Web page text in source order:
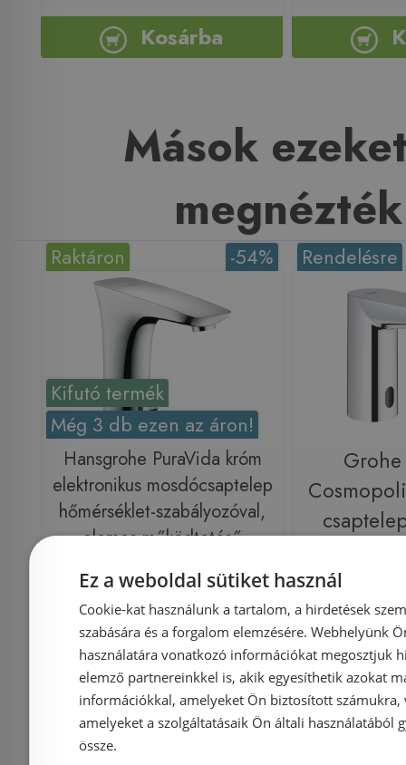
Kosárba
Mások
megnézték
Kifutó termék
Még 3 db ezen az áron!
-54%
Raktáron
Hansgrohe PuraVida króm
elektronikus mosdócsaptelep
hőmérséklet-szabályozóval,
elemes működtetésű
Azonosító: 140358
Cikkszám: 15170000
389 944 Ft 179 900 Ft
Rendelésre
36271
100
Ez a weboldal sütiket használ
Cookie-kat használunk a tartalom, a hirdetések
szabására és a forgalom elemzésére. Webhelyünk
használatára vonatkozó információkat megosztjuk
elemző partnereinkkel is, akik egyesíthetik azokat
információkkal, amelyeket Ön biztosított számukra,
amelyeket a szolgáltatásaik Ön általi használatából
össze.